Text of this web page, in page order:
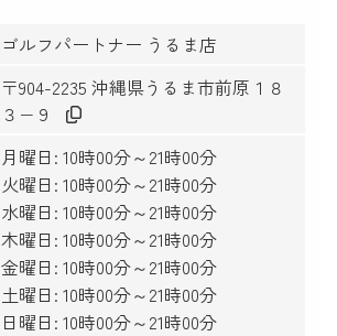
ゴルフパートナー うるま店
〒904-2235 沖縄県うるま市前原１８
３−９
月曜日: 10時00分～21時00分
火曜日: 10時00分～21時00分
水曜日: 10時00分～21時00分
木曜日: 10時00分～21時00分
金曜日: 10時00分～21時00分
土曜日: 10時00分～21時00分
日曜日: 10時00分～21時00分